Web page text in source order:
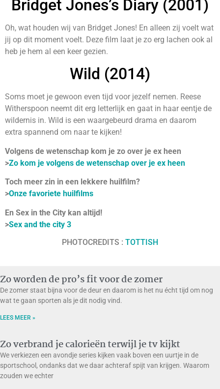
Bridget Jones’s Diary (2001)
Oh, wat houden wij van Bridget Jones! En alleen zij voelt wat
jij op dit moment voelt. Deze film laat je zo erg lachen ook al
heb je hem al een keer gezien.
Wild (2014)
Soms moet je gewoon even tijd voor jezelf nemen. Reese
Witherspoon neemt dit erg letterlijk en gaat in haar eentje de
wildernis in. Wild is een waargebeurd drama en daarom
extra spannend om naar te kijken!
Volgens de wetenschap kom je zo over je ex heen
>Zo kom je volgens de wetenschap over je ex heen
Toch meer zin in een lekkere huilfilm?
>Onze favoriete huilfilms
En Sex in the City kan altijd!
>Sex and the city 3
PHOTOCREDITS : TOTTISH
Zo worden de pro’s fit voor de zomer
De zomer staat bijna voor de deur en daarom is het nu écht tijd om nog
wat te gaan sporten als je dit nodig vind.
LEES MEER »
Zo verbrand je calorieën terwijl je tv kijkt
We verkiezen een avondje series kijken vaak boven een uurtje in de
sportschool, ondanks dat we daar achteraf spijt van krijgen. Waarom
zouden we echter